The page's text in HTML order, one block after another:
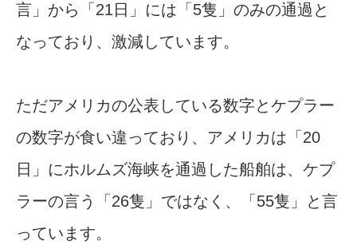
言」から「21日」には「5隻」のみの通過と
なっており、激減しています。
ただアメリカの公表している数字とケプラー
の数字が食い違っており、アメリカは「20
日」にホルムズ海峡を通過した船舶は、ケプ
ラーの言う「26隻」ではなく、「55隻」と言
っています。